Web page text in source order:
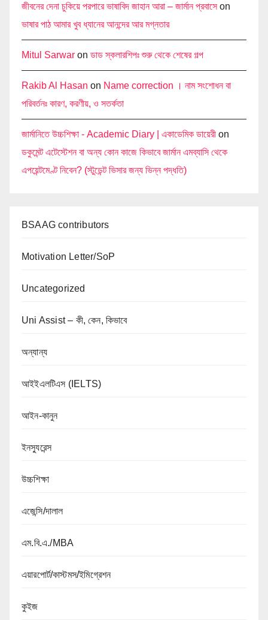
জীবনের দেনা চুকিয়ে পরপারে ভাষাবিদ জাহান আরা – জার্মান প্রবাসেon
ভাষার পাঠ আমার খুব ধ্যানের আনন্দের আর মগ্নতার
Mitul Sarwar on ডাড স্কলারশিপঃ শুরু থেকে শেষের গল্প
Rakib Al Hasan on Name correction । নাম সংশোধন বা
পরিবর্তনঃ কারণ, করণীয়, ও সতর্কতা
জার্মানিতে উচ্চশিক্ষা - Academic Diary | একাডেমিক ডায়েরী on
ডকুমেন্ট এটেস্টেশন বা অন্য কোন কাজে কিভাবে জার্মান এমব্যাসি থেকে
এপয়েন্টমেণ্ট নিবেন? (স্টুডেন্ট ভিসার জন্য ভিন্ন পদ্ধতি)
BSAAG contributors
Motivation Letter/SoP
Uncategorized
Uni Assist – কী, কেন, কিভাবে
অন্যান্য
আইইএলটিএস (IELTS)
আইন-কানুন
ইনস্যুরেন্স
উচ্চশিক্ষা
এজেন্সি/দালাল
এম.বি.এ./MBA
এয়ারপোর্ট/কাস্টমস/ইমিগ্রেশন
কুইজ